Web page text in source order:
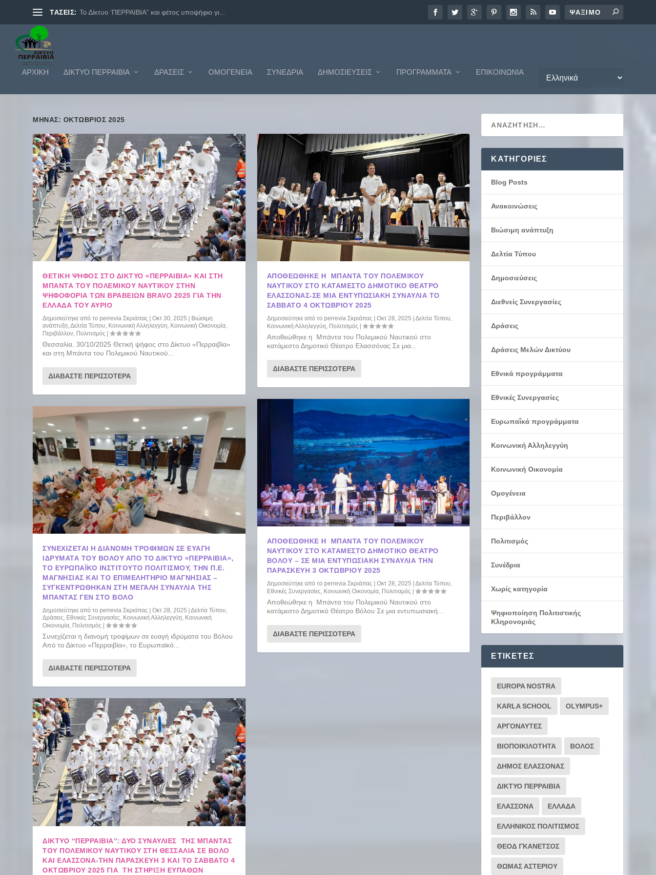
ΤΑΣΕΙΣ: Το Δίκτυο ‘ΠΕΡΡΑΙΒΙΑ” και φέτος υποψήφιο γι...
ΑΡΧΙΚΗ ΔΊΚΤΥΟ ΠΕΡΡΑΙΒΊΑ ΔΡΆΣΕΙΣ ΟΜΟΓΈΝΕΙΑ ΣΥΝΈΔΡΙΑ ΔΗΜΟΣΙΕΎΣΕΙΣ ΠΡΟΓΡΆΜΜΑΤΑ ΕΠΙΚΟΙΝΩΝΊΑ
ΜΉΝΑΣ: ΟΚΤΏΒΡΙΟΣ 2025
ΘΕΤΙΚΉ ΨΉΦΟΣ ΣΤΟ ΔΊΚΤΥΟ «ΠΕΡΡΑΙΒΊΑ» ΚΑΙ ΣΤΗ
ΜΠΆΝΤΑ ΤΟΥ ΠΟΛΕΜΙΚΟΎ ΝΑΥΤΙΚΟΎ ΣΤΗΝ
ΨΗΦΟΦΟΡΊΑ ΤΩΝ ΒΡΑΒΕΊΩΝ BRAVO 2025 ΓΙΑ ΤΗΝ
ΕΛΛΆΔΑ ΤΟΥ ΑΎΡΙΟ
Δημοσιεύτηκε από τοperrevia Σκριάπας |Οκτ 30, 2025
Βιώσιμη
ανάπτυξη,Δελτία Τύπου, Κοινωνική Αλληλεγγύη, Κοινωνική Οικονομία,
Περιβάλλον, Πολιτισμός |
Θεσσαλία, 30/10/2025 Θετική ψήφος στο Δίκτυο «Περραιβία»
και στη Μπάντα του Πολεμικού Ναυτικού...
ΔΙΑΒΆΣΤΕ ΠΕΡΙΣΣΌΤΕΡΑ
ΣΥΝΕΧΊΖΕΤΑΙ Η ΔΙΑΝΟΜΉ ΤΡΟΦΊΜΩΝ ΣΕ ΕΥΑΓΉ
ΙΔΡΎΜΑΤΑ ΤΟΥ ΒΌΛΟΥ ΑΠΌ ΤΟ ΔΊΚΤΥΟ «ΠΕΡΡΑΙΒΊΑ»,
ΤΟ ΕΥΡΩΠΑΪΚΌ ΙΝΣΤΙΤΟΎΤΟ ΠΟΛΙΤΙΣΜΟΎ, ΤΗΝ Π.Ε.
ΜΑΓΝΗΣΊΑΣ ΚΑΙ ΤΟ ΕΠΙΜΕΛΗΤΉΡΙΟ ΜΑΓΝΗΣΊΑΣ –
ΣΥΓΚΕΝΤΡΏΘΗΚΑΝ ΣΤΗ ΜΕΓΆΛΗ ΣΥΝΑΥΛΊΑ ΤΗΣ
ΜΠΆΝΤΑΣ ΓΕΝ ΣΤΟ ΒΌΛΟ
Δημοσιεύτηκε από τοperrevia Σκριάπας |Οκτ 28, 2025 |Δελτία Τύπου,
Δράσεις, Εθνικές Συνεργασίες, Κοινωνική Αλληλεγγύη, Κοινωνική
Οικονομία, Πολιτισμός |
Συνεχίζεται η διανομή τροφίμων σε ευαγή ιδρύματα του Βόλου
Από το Δίκτυο «Περραιβία», το Ευρωπαϊκό...
ΔΙΑΒΆΣΤΕ ΠΕΡΙΣΣΌΤΕΡΑ
ΔΙΚΤΥΟ “ΠΕΡΡΑΙΒΙΑ”: ΔΎΟ ΣΥΝΑΥΛΊΕΣ ΤΗΣ ΜΠΆΝΤΑΣ
ΤΟΥ ΠΟΛΕΜΙΚΟΎ ΝΑΥΤΙΚΟΎ ΣΤΗ ΘΕΣΣΑΛΊΑ ΣΕ ΒΌΛΟ
ΚΑΙ ΕΛΑΣΣΌΝΑ-ΤΗΝ ΠΑΡΑΣΚΕΥΉ 3 ΚΑΙ ΤΟ ΣΆΒΒΑΤΟ 4
ΟΚΤΩΒΡΊΟΥ 2025 ΓΙΑ ΤΗ ΣΤΉΡΙΞΗ ΕΥΠΑΘΏΝ
ΑΠΟΘΕΏΘΗΚΕ Η ΜΠΆΝΤΑ ΤΟΥ ΠΟΛΕΜΙΚΟΎ
ΝΑΥΤΙΚΟΎ ΣΤΟ ΚΑΤΆΜΕΣΤΟ ΔΗΜΟΤΙΚΌ ΘΈΑΤΡΟ
ΕΛΑΣΣΌΝΑΣ-ΣΕ ΜΙΑ ΕΝΤΥΠΩΣΙΑΚΉ ΣΥΝΑΥΛΊΑ ΤΟ
ΣΆΒΒΑΤΟ 4 ΟΚΤΩΒΡΊΟΥ 2025
Δημοσιεύτηκε από το perrevia Σκριάπας Οκτ 28, 2025 Δελτία Τύπου,
Κοινωνική Αλληλεγγύη, Πολιτισμός
Αποθεώθηκε η Μπάντα του Πολεμικού Ναυτικού στο
κατάμεστο Δημοτικό Θέατρο Ελασσόνας Σε μια...
ΔΙΑΒΆΣΤΕ ΠΕΡΙΣΣΌΤΕΡΑ
ΑΠΟΘΕΏΘΗΚΕ Η ΜΠΆΝΤΑ ΤΟΥ ΠΟΛΕΜΙΚΟΎ
ΝΑΥΤΙΚΟΎ ΣΤΟ ΚΑΤΆΜΕΣΤΟ ΔΗΜΟΤΙΚΌ ΘΈΑΤΡΟ
ΒΌΛΟΥ – ΣΕ ΜΙΑ ΕΝΤΥΠΩΣΙΑΚΉ ΣΥΝΑΥΛΊΑ ΤΗΝ
ΠΑΡΑΣΚΕΥΉ 3 ΟΚΤΩΒΡΊΟΥ 2025
Δημοσιεύτηκε από το perrevia Σκριάπας Οκτ 28, 2025 Δελτία Τύπου,
Εθνικές Συνεργασίες, Κοινωνική Οικονομία, Πολιτισμός
Αποθεώθηκε η Μπάντα του Πολεμικού Ναυτικού στο
κατάμεστο Δημοτικό Θέατρο Βόλου Σε μια εντυπωσιακή...
ΔΙΑΒΆΣΤΕ ΠΕΡΙΣΣΌΤΕΡΑ
KΑΤΗΓΟΡΊΕΣ
Blog Posts
Ανακοινώσεις
Βιώσιμη ανάπτυξη
Δελτία Τύπου
Δημοσιεύσεις
Διεθνείς Συνεργασίες
Δράσεις
Δράσεις Μελών Δικτύου
Εθνικά προγράμματα
Εθνικές Συνεργασίες
Ευρωπαΐκά προγράμματα
Κοινωνική Αλληλεγγύη
Κοινωνική Οικονομία
Ομογένεια
Περιβάλλον
Πολιτισμός
Συνέδρια
Χωρίς κατηγορία
Ψηφιοποίηση Πολιτιστικής
Κληρονομιάς
ΕΤΙΚΈΤΕΣ
EUROPA NOSTRA
KARLA SCHOOL OLYMPUS+
ΑΡΓΟΝΑΥΤΕΣ
ΒΙΟΠΟΙΚΙΛΟΤΗΤΑ ΒΟΛΟΣ
ΔΗΜΟΣ ΕΛΑΣΣΟΝΑΣ
ΔΙΚΤΥΟ ΠΕΡΡΑΙΒΙΑ
ΕΛΑΣΣΟΝΑ ΕΛΛΑΔΑ
ΕΛΛΗΝΙΚΟΣ ΠΟΛΙΤΙΣΜΟΣ
ΘΕΟΔ ΓΚΑΝΕΤΣΟΣ
ΘΩΜΑΣ ΑΣΤΕΡΙΟΥ